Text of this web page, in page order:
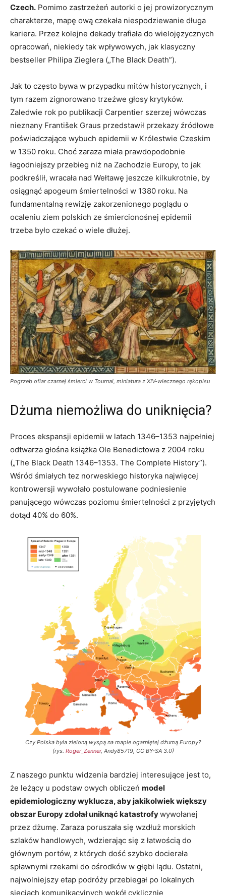
Czech. Pomimo zastrzeżeń autorki o jej prowizorycznym
charakterze, mapę ową czekała niespodziewanie długa
kariera. Przez kolejne dekady trafiała do wielojęzycznych
opracowań, niekiedy tak wpływowych, jak klasyczny
bestseller Philipa Zieglera („The Black Death”).
Jak to często bywa w przypadku mitów historycznych, i
tym razem zignorowano trzeźwe głosy krytyków.
Zaledwie rok po publikacji Carpentier szerzej wówczas
nieznany František Graus przedstawił przekazy źródłowe
poświadczające wybuch epidemii w Królestwie Czeskim
w 1350 roku. Choć zaraza miała prawdopodobnie
łagodniejszy przebieg niż na Zachodzie Europy, to jak
podkreślił, wracała nad Wełtawę jeszcze kilkukrotnie, by
osiągnąć apogeum śmiertelności w 1380 roku. Na
fundamentalną rewizję zakorzenionego poglądu o
ocaleniu ziem polskich ze śmiercionośnej epidemii
trzeba było czekać o wiele dłużej.
Pogrzeb ofiar czarnej śmierci w Tournai, miniatura z XIV-wiecznego rękopisu
Dżuma niemożliwa do uniknięcia?
Proces ekspansji epidemii w latach 1346–1353 najpełniej
odtwarza głośna książka Ole Benedictowa z 2004 roku
(„The Black Death 1346–1353. The Complete History”).
Wśród śmiałych tez norweskiego historyka najwięcej
kontrowersji wywołało postulowane podniesienie
panującego wówczas poziomu śmiertelności z przyjętych
dotąd 40% do 60%.
Czy Polska była zieloną wyspą na mapie ogarniętej dżumą Europy?
(rys. Roger_Zenner, Andy85719, CC BY-SA 3.0)
Z naszego punktu widzenia bardziej interesujące jest to,
że leżący u podstaw owych obliczeń model
epidemiologiczny wyklucza, aby jakikolwiek większy
obszar Europy zdołał uniknąć katastrofywywołanej
przez dżumę. Zaraza poruszała się wzdłuż morskich
szlaków handlowych, wdzierając się z łatwością do
głównym portów, z których dość szybko docierała
spławnymi rzekami do ośrodków w głębi lądu. Ostatni,
najwolniejszy etap podróży przebiegał po lokalnych
sieciach komunikacyjnych wokół cyklicznie